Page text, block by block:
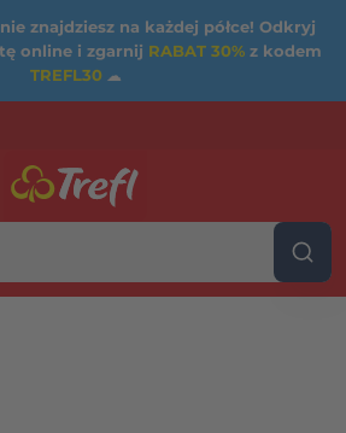
znajdziesz na każdej półce! Odkryj
online i zgarnij RABAT 30% z kodem
TREFL30 ☁